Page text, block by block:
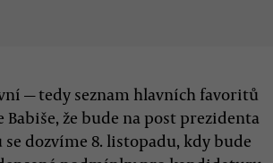
— tedy seznam hlavních favoritů
že bude na post prezidenta
dozvíme 8. listopadu, kdy bude